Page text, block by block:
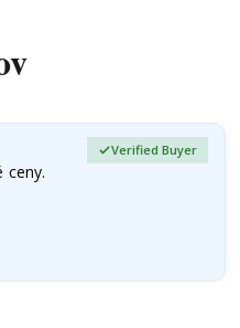
ceny.
Verified Buyer